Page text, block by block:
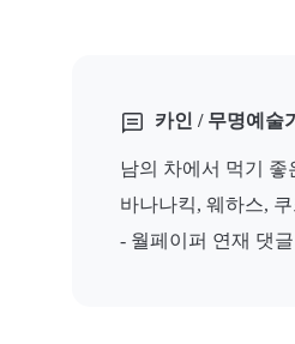
카인 / 무명예술
남의 차에서 먹기 좋
바나나킥, 웨하스,
- 월페이퍼 연재 댓